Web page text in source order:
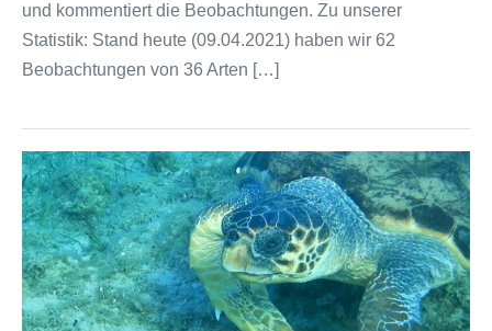
und kommentiert die Beobachtungen. Zu unserer
Statistik: Stand heute (09.04.2021) haben wir 62
Beobachtungen von 36 Arten […]
Meeresschildkröten
vor
Kefalonia